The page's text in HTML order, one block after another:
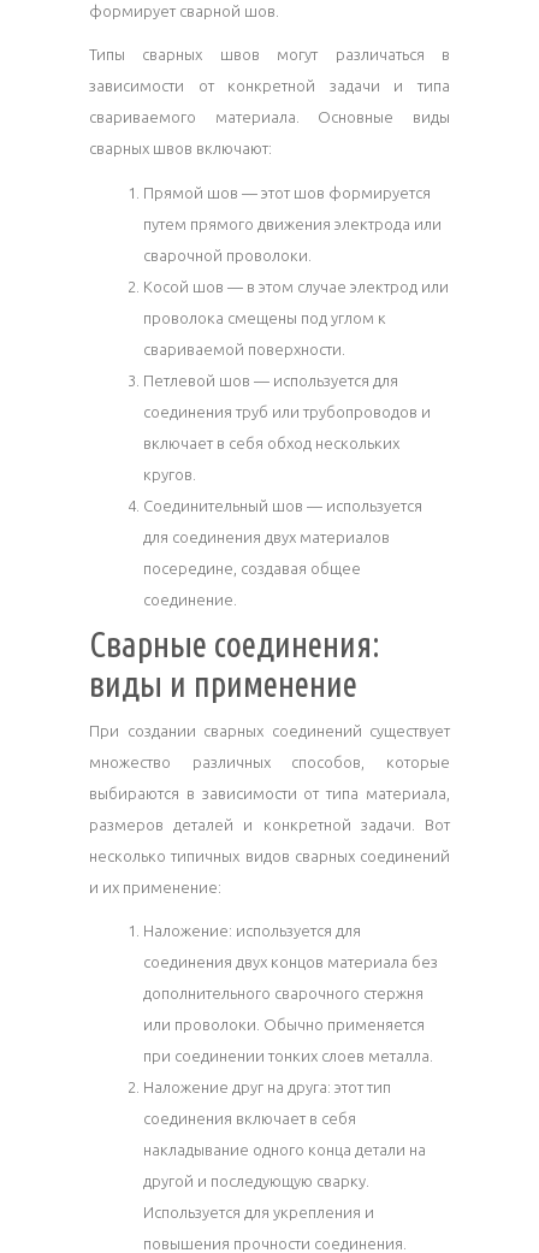
формирует сварной шов.
Типы сварных швов могут различаться в
зависимости от конкретной задачи и типа
свариваемого материала. Основные виды
сварных швов включают:
Прямой шов — этот шов формируется
путем прямого движения электрода или
сварочной проволоки.
Косой шов — в этом случае электрод или
проволока смещены под углом к
свариваемой поверхности.
Петлевой шов — используется для
соединения труб или трубопроводов и
включает в себя обход нескольких
кругов.
Соединительный шов — используется
для соединения двух материалов
посередине, создавая общее
соединение.
Сварные соединения:
виды и применение
При создании сварных соединений существует
множество различных способов, которые
выбираются в зависимости от типа материала,
размеров деталей и конкретной задачи. Вот
несколько типичных видов сварных соединений
и их применение:
Наложение: используется для
соединения двух концов материала без
дополнительного сварочного стержня
или проволоки. Обычно применяется
при соединении тонких слоев металла.
Наложение друг на друга: этот тип
соединения включает в себя
накладывание одного конца детали на
другой и последующую сварку.
Используется для укрепления и
повышения прочности соединения.